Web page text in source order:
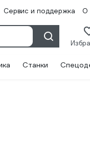
Сервис и поддержка О
Станки